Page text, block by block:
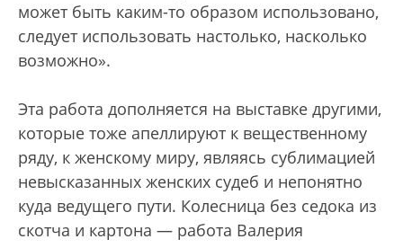
может быть каким-то образом использовано,
следует использовать настолько, насколько
возможно».
Эта работа дополняется на выставке другими,
которые тоже апеллируют к вещественному
ряду, к женскому миру, являясь сублимацией
невысказанных женских судеб и непонятно
куда ведущего пути. Колесница без седока из
скотча и картона — работа Валерия